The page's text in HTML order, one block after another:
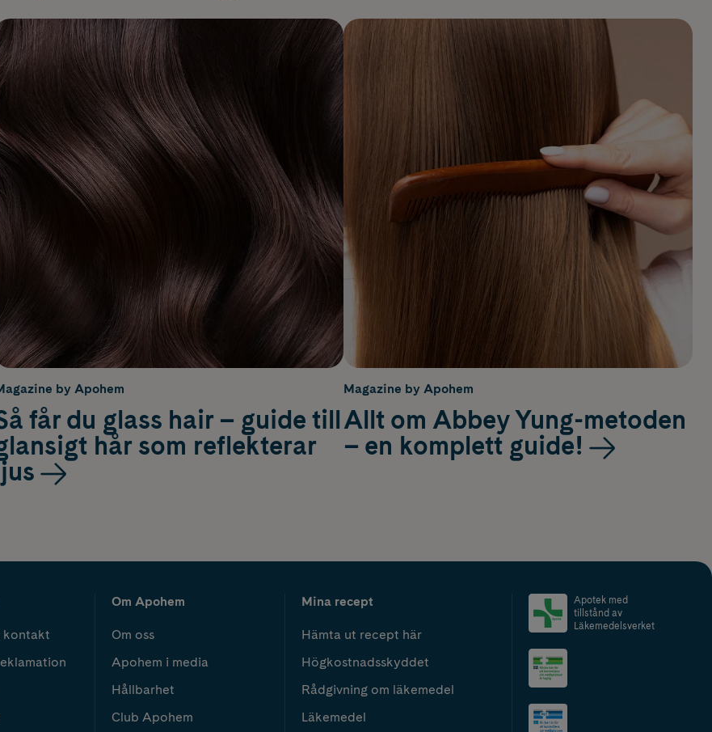
by Apohem
får du glass hair – guide till
hår som reflekterar
Magazine by Apohem
Allt om Abbey Yung-metoden
– en komplett guide!
kontakt
Om Apohem
Om oss
Apohem i media
Hållbarhet
Club Apohem
Mina recept
Hämta ut recept här
Högkostnadsskyddet
Rådgivning om läkemedel
Läkemedel
Apotek med
tillstånd av
Läkemedelsverket